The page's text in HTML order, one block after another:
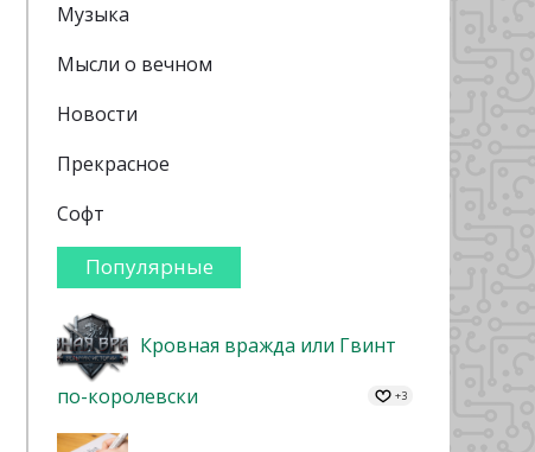
Музыка
Мысли о вечном
Новости
Прекрасное
Софт
Популярные
Кровная вражда или Гвинт
по-королевски
+3